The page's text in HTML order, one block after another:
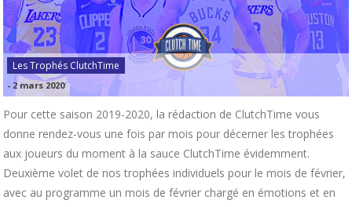
Les Trophés ClutchTime
- 2 mars 2020
Pour cette saison 2019-2020, la rédaction de ClutchTime vous
donne rendez-vous une fois par mois pour décerner les trophées
aux joueurs du moment à la sauce ClutchTime évidemment.
Deuxième volet de nos trophées individuels pour le mois de février,
avec au programme un mois de février chargé en émotions et en